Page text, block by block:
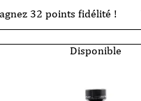
32 points fidélité !
Disponible